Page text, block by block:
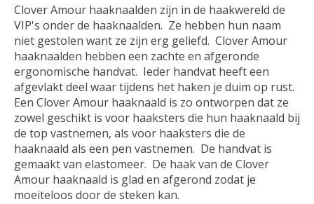
Clover Amour haaknaalden zijn in de haakwereld de
VIP's onder de haaknaalden. Ze hebben hun naam
niet gestolen want ze zijn erg geliefd. Clover Amour
haaknaalden hebben een zachte en afgeronde
ergonomische handvat. Ieder handvat heeft een
afgevlakt deel waar tijdens het haken je duim op rust.
Een Clover Amour haaknaald is zo ontworpen dat ze
zowel geschikt is voor haaksters die hun haaknaald bij
de top vastnemen, als voor haaksters die de
haaknaald als een pen vastnemen. De handvat is
gemaakt van elastomeer. De haak van de Clover
Amour haaknaald is glad en afgerond zodat je
moeiteloos door de steken kan.